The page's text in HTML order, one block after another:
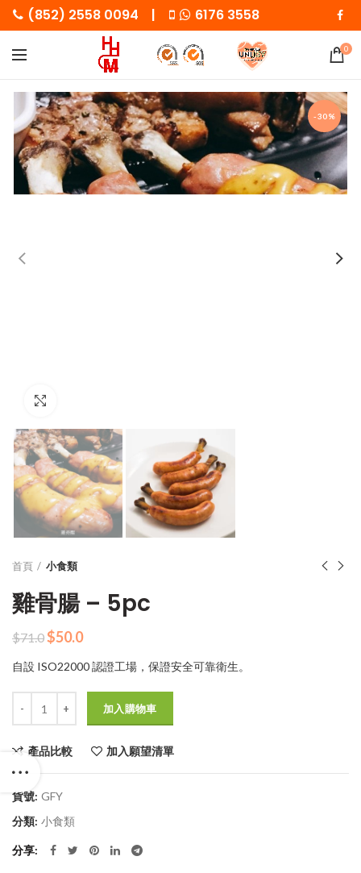
(852) 2558 0094 | 6176 3558
0
-30%
首頁 小食類
雞骨腸 – 5pc
$71.0 原
價
$71.0。
$50.0目
價
$50.0。
自設 ISO22000 認證工場，保證安全可靠衛生。
加入購物車
產品比較 加入願望清單
貨號: GFY
分類: 小食類
分享